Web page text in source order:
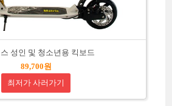
성인 및 청소년용 킥보드
89,700원
최저가 사러가기